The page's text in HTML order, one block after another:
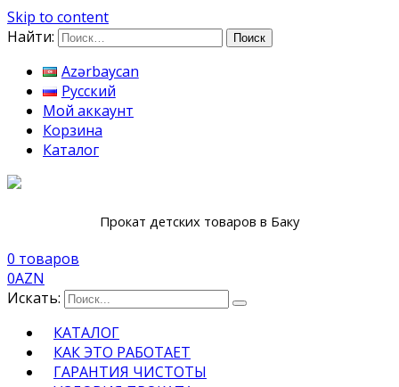
Skip to content
Найти:
Azərbaycan
Русский
Мой аккаунт
Корзина
Каталог
Прокат детских товаров в Баку
0 товаров
0AZN
Искать:
КАТАЛОГ
КАК ЭТО РАБОТАЕТ
ГАРАНТИЯ ЧИСТОТЫ